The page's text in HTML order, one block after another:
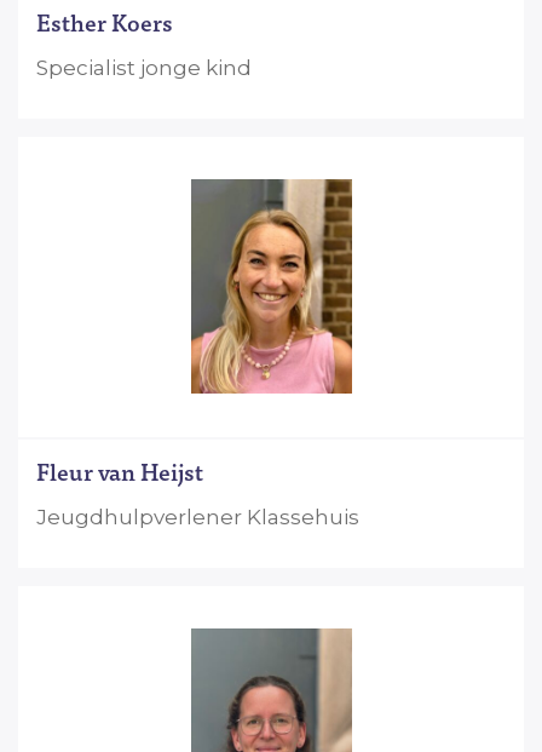
Esther Koers
Specialist jonge kind
Fleur van Heijst
Jeugdhulpverlener Klassehuis